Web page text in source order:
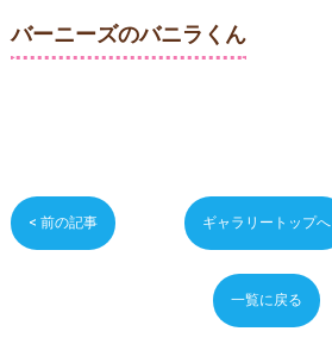
バーニーズのバニラくん
< 前の記事 ギャラリートップへ
一覧に戻る